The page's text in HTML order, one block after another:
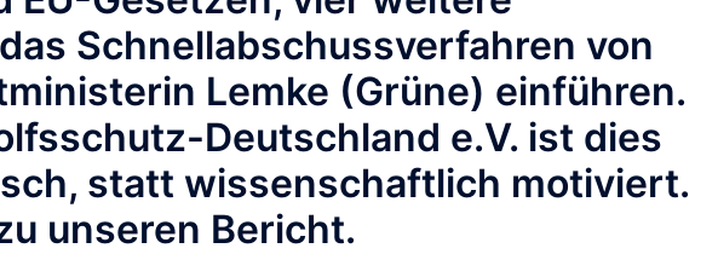
Schnellabschussverfahren von
Lemke (Grüne) einführen.
Deutschland e.V. ist dies
statt wissenschaftlich motiviert.
unseren Bericht.